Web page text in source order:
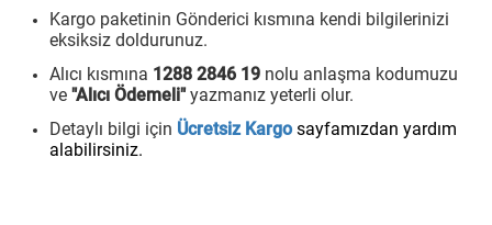
Kargo paketinin Gönderici kısmına kendi bilgilerinizi
eksiksiz doldurunuz.
Alıcı kısmına 1288 2846 19 nolu anlaşma kodumuzu
ve "Alıcı Ödemeli"yazmanız yeterli olur.
Detaylı bilgi için Ücretsiz Kargo sayfamızdan yardım
alabilirsiniz.